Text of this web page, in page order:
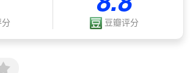
豆瓣评分